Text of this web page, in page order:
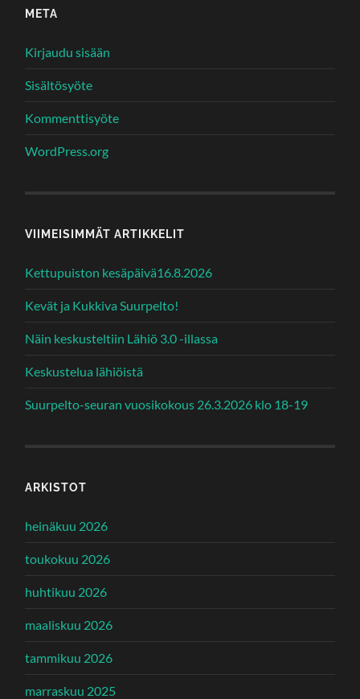
META
Kirjaudu sisään
Sisältösyöte
Kommenttisyöte
WordPress.org
VIIMEISIMMÄT ARTIKKELIT
Kettupuiston kesäpäivä16.8.2026
Kevät ja Kukkiva Suurpelto!
Näin keskusteltiin Lähiö 3.0 -illassa
Keskustelua lähiöistä
Suurpelto-seuran vuosikokous 26.3.2026 klo 18-19
ARKISTOT
heinäkuu 2026
toukokuu 2026
huhtikuu 2026
maaliskuu 2026
tammikuu 2026
marraskuu 2025